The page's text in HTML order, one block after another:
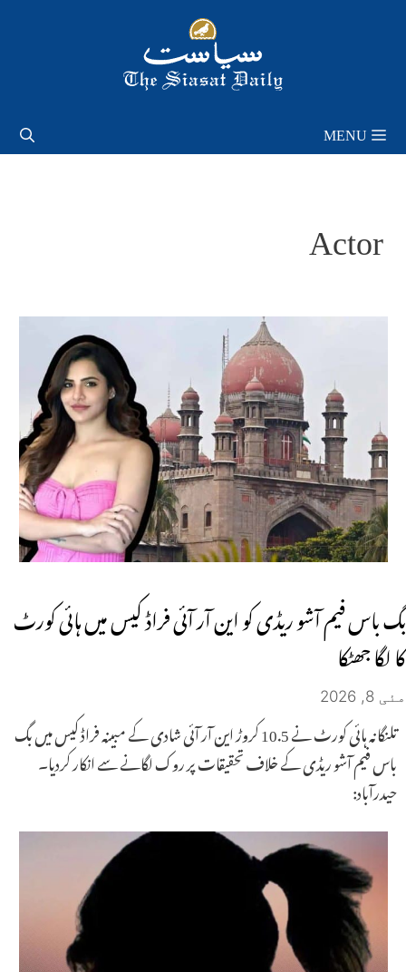
MENU
Actor
بگ باس فیم آشو ریڈی کو این آر آئی فراڈ کیس میں ہائی کورٹ
کا لگا جھٹکا
مئی 8, 2026
تلنگانہ ہائی کورٹ نے 10.5 کروڑ این آر آئی شادی کے مبینہ فراڈ کیس میں بگ
باس فیم آشو ریڈی کے خلاف تحقیقات پر روک لگانے سے انکار کردیا۔
حیدرآباد: